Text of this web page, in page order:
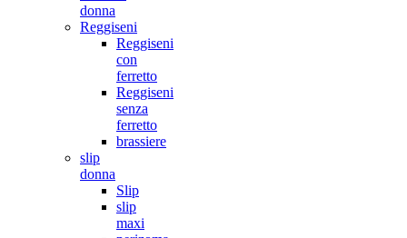
donna
Reggiseni
Reggiseni
con
ferretto
Reggiseni
senza
ferretto
brassiere
slip
donna
Slip
slip
maxi